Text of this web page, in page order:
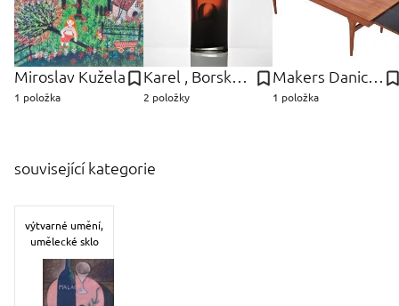
Miroslav Kužela
1 položka
Karel , Borské sklo, Nový Bor Wűnsch
2 položky
Makers Danich Control, Dánsko Furniture
1 položka
související kategorie
výtvarné umění,
umělecké sklo